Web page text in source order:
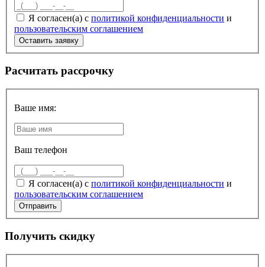
Я согласен(а) с политикой конфиденциальности и
пользовательским соглашением
Расчитать рассрочку
Ваше имя:
Ваш телефон
Я согласен(а) с политикой конфиденциальности и
пользовательским соглашением
Получить скидку